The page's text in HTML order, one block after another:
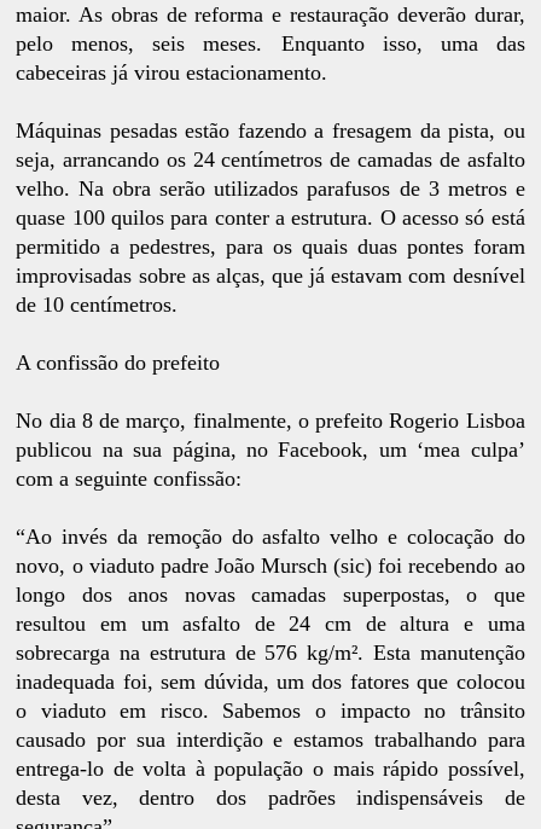
maior. As obras de reforma e restauração deverão durar,
pelo menos, seis meses. Enquanto isso, uma das
cabeceiras já virou estacionamento.
Máquinas pesadas estão fazendo a fresagem da pista, ou
seja, arrancando os 24 centímetros de camadas de asfalto
velho. Na obra serão utilizados parafusos de 3 metros e
quase 100 quilos para conter a estrutura. O acesso só está
permitido a pedestres, para os quais duas pontes foram
improvisadas sobre as alças, que já estavam com desnível
de 10 centímetros.
A confissão do prefeito
No dia 8 de março, finalmente, o prefeito Rogerio Lisboa
publicou na sua página, no Facebook, um ‘mea culpa’
com a seguinte confissão:
“Ao invés da remoção do asfalto velho e colocação do
novo, o viaduto padre João Mursch (sic) foi recebendo ao
longo dos anos novas camadas superpostas, o que
resultou em um asfalto de 24 cm de altura e uma
sobrecarga na estrutura de 576 kg/m². Esta manutenção
inadequada foi, sem dúvida, um dos fatores que colocou
o viaduto em risco. Sabemos o impacto no trânsito
causado por sua interdição e estamos trabalhando para
entrega-lo de volta à população o mais rápido possível,
desta vez, dentro dos padrões indispensáveis de